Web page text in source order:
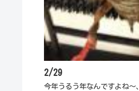
2/29
今年うるう年なんですよね